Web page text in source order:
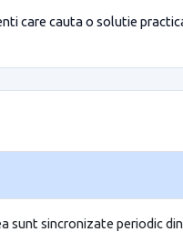
care cauta o solutie
sunt sincronizate periodic